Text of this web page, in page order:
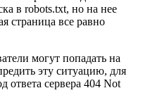
в robots.txt, но на нее
страница все равно
могут попадать на
эту ситуацию, для
ответа сервера 404 Not